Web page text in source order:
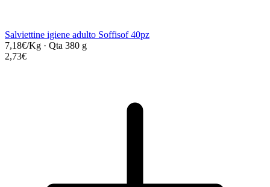
Salviettine igiene adulto Soffisof 40pz
7,18€/Kg · Qta 380 g
2,73€